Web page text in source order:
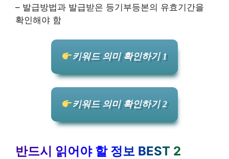
– 발급방법과 발급받은 등기부등본의 유효기간을
확인해야 함
키워드 의미 확인하기 1
키워드 의미 확인하기 2
반드시 읽어야 할 정보 BEST 2